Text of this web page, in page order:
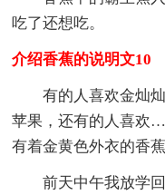
吃了还想吃。
介绍香蕉的说明文10
有的人喜欢金灿
苹果，还有的人喜欢
有着金黄色外衣的香蕉
前天中午我放学